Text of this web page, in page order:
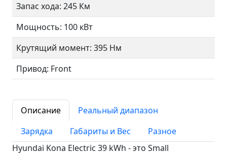
Запас хода: 245 Км
Мощность: 100 кВт
Крутящий момент: 395 Нм
Привод: Front
Описание
Реальный диапазон
Зарядка
Габариты и Вес
Разное
Hyundai Kona Electric 39 kWh - это Small